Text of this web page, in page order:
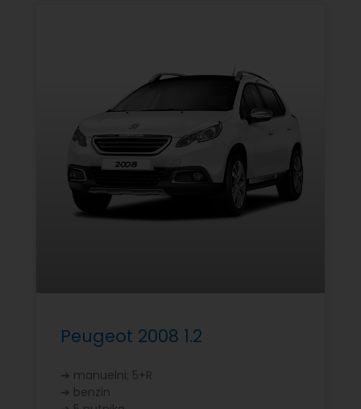
Peugeot 2008 1.2
➔ manuelni; 5+R
➔ benzin